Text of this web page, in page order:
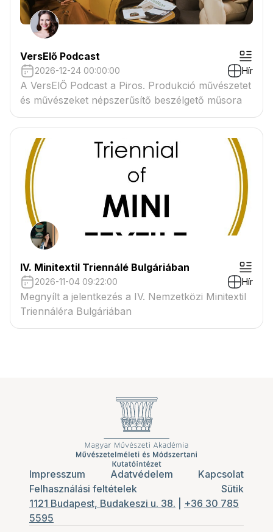
VersElő Podcast
2026-12-24 00:00:00 Hír
A VersElŐ Podcast a Piros. Produkció művészetet
és művészeket népszerűsítő beszélgető műsora
IV. Minitextil Triennálé Bulgáriában
2026-11-04 09:22:00 Hír
Megnyílt a jelentkezés a IV. Nemzetközi Minitextil
Triennáléra Bulgáriában
Impresszum Adatvédelem
Kapcsolat
Felhasználási feltételek
Sütik
1121 Budapest, Budakeszi u. 38.
+36 30 785
5595